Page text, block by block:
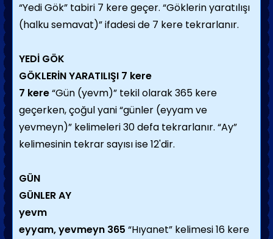
“Yedi Gök” tabiri 7 kere geçer. “Göklerin yaratılışı
(halku semavat)” ifadesi de 7 kere tekrarlanır.
YEDİ GÖK
GÖKLERİN YARATILIŞI 7 kere
7 kere“Gün (yevm)” tekil olarak 365 kere
geçerken, çoğul yani “günler (eyyam ve
yevmeyn)” kelimeleri 30 defa tekrarlanır. “Ay”
kelimesinin tekrar sayısı ise 12'dir.
GÜN
GÜNLERAY
yevm
eyyam, yevmeyn 365 “Hıyanet” kelimesi 16 kere